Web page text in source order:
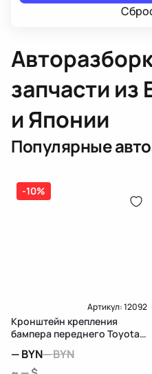
запчасти
и Японии
Популярные
-10%
Артикул:12092
Кронштейн крепления
бампера переднего Toyota
—BYN—BYN